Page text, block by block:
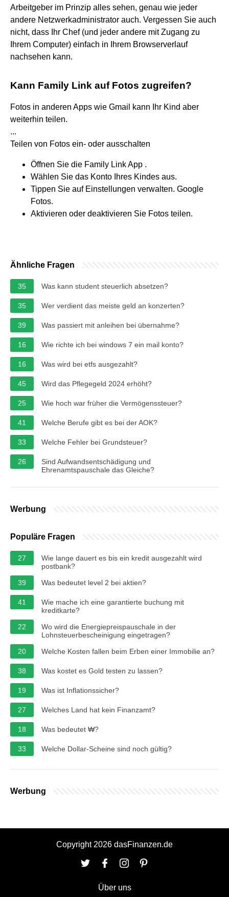
Arbeitgeber im Prinzip alles sehen, genau wie jeder
andere Netzwerkadministrator auch. Vergessen Sie auch
nicht, dass Ihr Chef (und jeder andere mit Zugang zu
Ihrem Computer) einfach in Ihrem Browserverlauf
nachsehen kann.
Kann Family Link auf Fotos zugreifen?
Fotos in anderen Apps wie Gmail kann Ihr Kind aber
weiterhin teilen.
...
Teilen von Fotos ein- oder ausschalten
Öffnen Sie die Family Link App .
Wählen Sie das Konto Ihres Kindes aus.
Tippen Sie auf Einstellungen verwalten. Google
Fotos.
Aktivieren oder deaktivieren Sie Fotos teilen.
Ähnliche Fragen
35 Was kann student steuerlich absetzen?
35 Wer verdient das meiste geld an konzerten?
39 Was passiert mit anleihen bei übernahme?
16 Wie richte ich bei windows 7 ein mail konto?
16 Was wird bei etfs ausgezahlt?
45 Wird das Pflegegeld 2024 erhöht?
25 Wie hoch war früher die Vermögenssteuer?
41 Welche Berufe gibt es bei der AOK?
33 Welche Fehler bei Grundsteuer?
26
Sind Aufwandsentschädigung und
Ehrenamtspauschale das Gleiche?
Werbung
Populäre Fragen
27
Wie lange dauert es bis ein kredit ausgezahlt wird
postbank?
39
Was bedeutet level 2 bei aktien?
41
Wie mache ich eine garantierte buchung mit
kreditkarte?
22
Wo wird die Energiepreispauschale in der
Lohnsteuerbescheinigung eingetragen?
20
Welche Kosten fallen beim Erben einer Immobilie an?
38 Was kostet es Gold testen zu lassen?
19 Was ist Inflationssicher?
27 Welches Land hat kein Finanzamt?
18 Was bedeutet ₩?
33 Welche Dollar-Scheine sind noch gültig?
Werbung
Copyright 2026 dasFinanzen.de
Über uns